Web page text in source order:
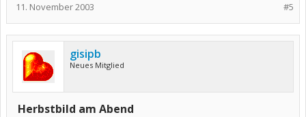
#5
11. November 2003
gisipb
Neues Mitglied
Herbstbild am Abend